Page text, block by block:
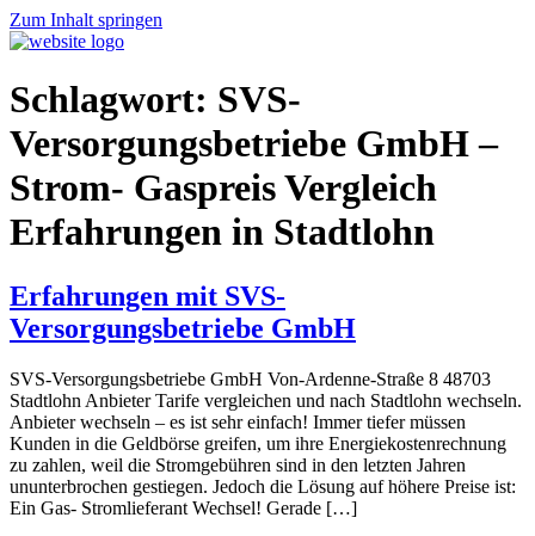
Zum Inhalt springen
Schlagwort: SVS-
Versorgungsbetriebe GmbH –
Strom- Gaspreis Vergleich
Erfahrungen in Stadtlohn
Erfahrungen mit SVS-
Versorgungsbetriebe GmbH
SVS-Versorgungsbetriebe GmbH Von-Ardenne-Straße 8 48703
Stadtlohn Anbieter Tarife vergleichen und nach Stadtlohn wechseln.
Anbieter wechseln – es ist sehr einfach! Immer tiefer müssen
Kunden in die Geldbörse greifen, um ihre Energiekostenrechnung
zu zahlen, weil die Stromgebühren sind in den letzten Jahren
ununterbrochen gestiegen. Jedoch die Lösung auf höhere Preise ist:
Ein Gas- Stromlieferant Wechsel! Gerade […]